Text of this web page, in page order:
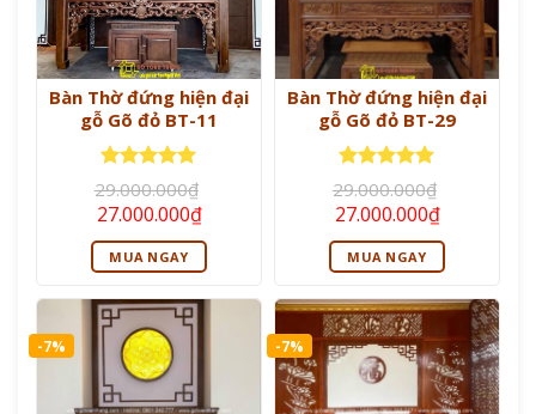
Bàn Thờ đứng hiện đại
gỗ Gõ đỏ BT-11
Được xếp
hạng55
sao
29.000.000₫
Giá
gốc
là:
29.000.000₫.
27.000.000₫Giá
hiện
tại
là:
MUA NGAY
Bàn Thờ đứng hiện đại
gỗ Gõ đỏ BT-29
Được xếp
hạng55
sao
29.000.000₫
Giá
gốc
là:
29.000.000₫.
27.000.000₫Giá
hiện
tại
là:
MUA NGAY
-7% -7%